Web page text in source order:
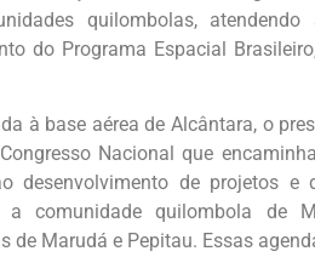
quilombolas,
do Programa Espacial
à base aérea de Alcântara, o
Nacional que
desenvolvimento de projetos e
a comunidade quilombola de
de Marudá e Pepitau. Essas